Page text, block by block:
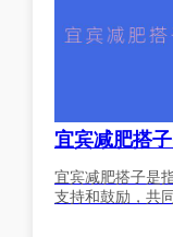
宜宾减肥搭
宜宾减肥搭子是
支持和鼓励，共